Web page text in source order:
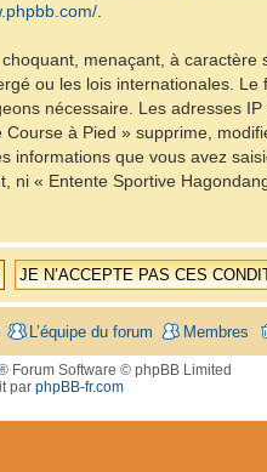
.
menaçant, à
ou les lois internationales.
nécessaire. Les adresses
à Pied » supprime,
que vous avez
« Entente Sportive
Membres
L’équipe du forum
Forum Software © phpBB Limited
par phpBB-fr.com